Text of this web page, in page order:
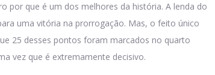
por que é um dos melhores da história. A lenda do
uma vitória na prorrogação. Mas, o feito único
25 desses pontos foram marcados no quarto
vez que é extremamente decisivo.